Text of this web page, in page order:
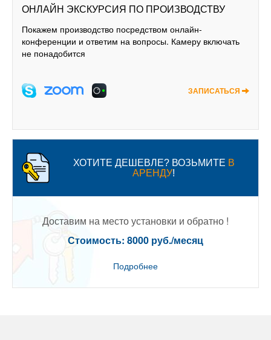
ОНЛАЙН ЭКСКУРСИЯ ПО ПРОИЗВОДСТВУ
Покажем производство посредством онлайн-
конференции и ответим на вопросы. Камеру включать
не понадобится
ЗАПИСАТЬСЯ
ХОТИТЕ ДЕШЕВЛЕ? ВОЗЬМИТЕ В
АРЕНДУ!
Доставим на место установки и обратно !
Стоимость: 8000 руб./месяц
Подробнее